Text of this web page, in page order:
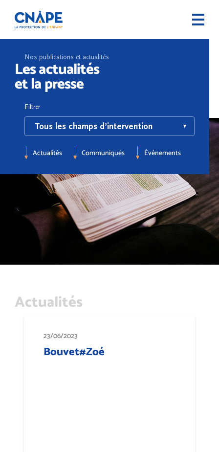
Nos publications et actualités
Les actualités
et la presse
Filtrer
Actualités Communiqués Événements
Actualités
23/06/2023
Bouvet#Zoé